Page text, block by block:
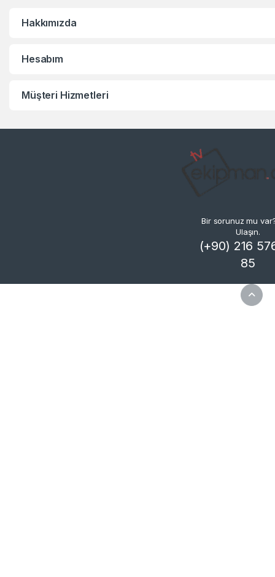
Hakkımızda
Hesabım
Müşteri Hizmetleri
Bir sorunuz mu
Ulaşın.
(+90) 216
85